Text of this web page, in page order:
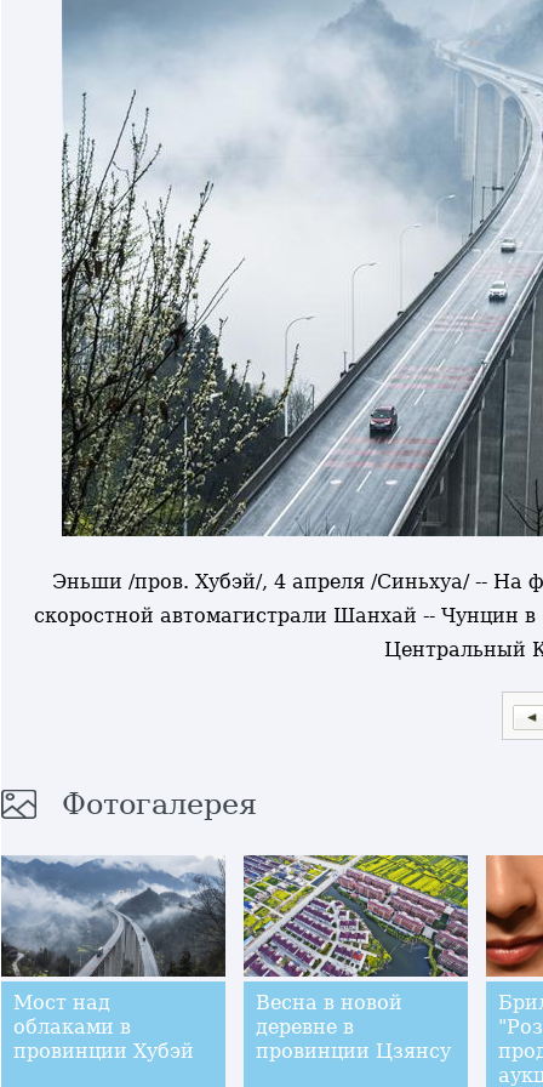
Эньши /пров. Хубэй/, 4 апреля /Синьхуа/ -- На
скоростной автомагистрали Шанхай -- Чунцин
Центральный
Фотогалерея
Мост над
облаками в
провинции Хубэй
Весна в новой
деревне в
провинции Цзянсу